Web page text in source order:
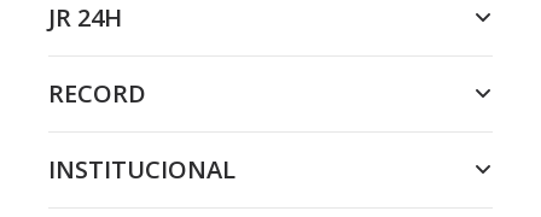
JR 24H
RECORD
INSTITUCIONAL